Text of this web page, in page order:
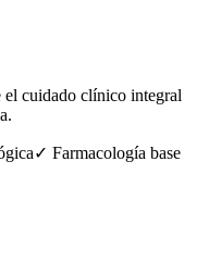
cuidado clínico integral
✓ Farmacología base